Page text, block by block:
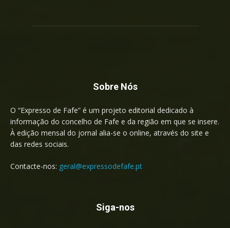
Sobre Nós
O “Expresso de Fafe” é um projeto editorial dedicado à
informação do concelho de Fafe e da região em que se insere.
À edição mensal do jornal alia-se o online, através do site e
das redes sociais.
Contacte-nos: geral@expressodefafe.pt
Siga-nos